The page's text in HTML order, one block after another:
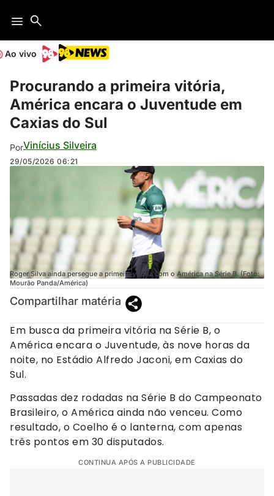
Ao vivo
Procurando a primeira vitória,
América encara o Juventude em
Caxias do Sul
PorVinícius Silveira
29/05/2026 06:21
Roger Silva ainda persegue a primeira vitória com o América na Série B. (Foto:
Mourão Panda/América)
Compartilhar matéria
Em busca da primeira vitória na Série B, o
América encara o Juventude, às nove horas da
noite, no Estádio Alfredo Jaconi, em Caxias do
Sul.
Passadas dez rodadas na Série B do Campeonato
Brasileiro, o América ainda não venceu. Como
resultado, o Coelho é o lanterna, com apenas
três pontos em 30 disputados.
CONTINUA APÓS A PUBLICIDADE